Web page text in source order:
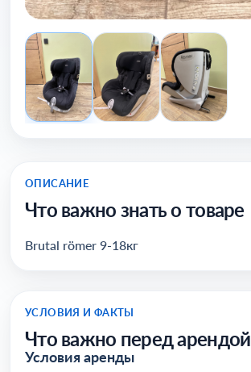
ОПИСАНИЕ
Что важно знать о товаре
Brutal römer 9-18кг
УСЛОВИЯ И ФАКТЫ
Что важно перед арендой
Условия аренды